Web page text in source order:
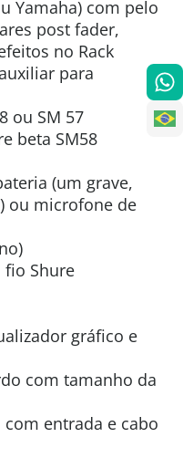
Yamaha) com pelo
post fader,
no Rack
para
ou SM 57
beta SM58
(um grave,
ou microfone de
fio Shure
gráfico e
com tamanho da
entrada e cabo